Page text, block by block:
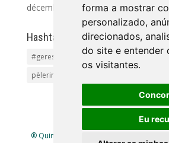
forma a mostrar
personalizado,
direcionados,
do site e entender
os visitantes.
Eu
décembre 2023
Hashtag
#geres Activités et Excursions Pet
pèlerinage
® Quinta Lamosa - Ecoturismo |